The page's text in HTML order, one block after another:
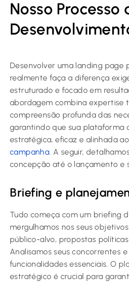
Nosso Processo
Desenvolver uma landing page
realmente faça a diferença
estruturado e focado em
abordagem combina expertise
compreensão profunda das
garantindo que sua plataforma
estratégica, eficaz e alinhada
campanha . A seguir,
concepção até o lançamento e
Briefing e
Tudo começa com um briefing
mergulhamos nos seus
público-alvo, propostas
Analisamos seus concorrentes
funcionalidades essenciais. O
estratégico é crucial para